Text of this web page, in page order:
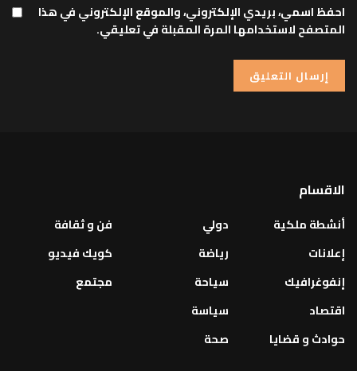
احفظ اسمي، بريدي الإلكتروني، والموقع الإلكتروني في هذا
المتصفح لاستخدامها المرة المقبلة في تعليقي.
الاقسام
أنشطة ملكية
إعلانات
إنفوغرافيك
اقتصاد
حوادث و قضايا
دولي
رياضة
سياحة
سياسة
صحة
فن و ثقافة
كويك فيديو
مجتمع